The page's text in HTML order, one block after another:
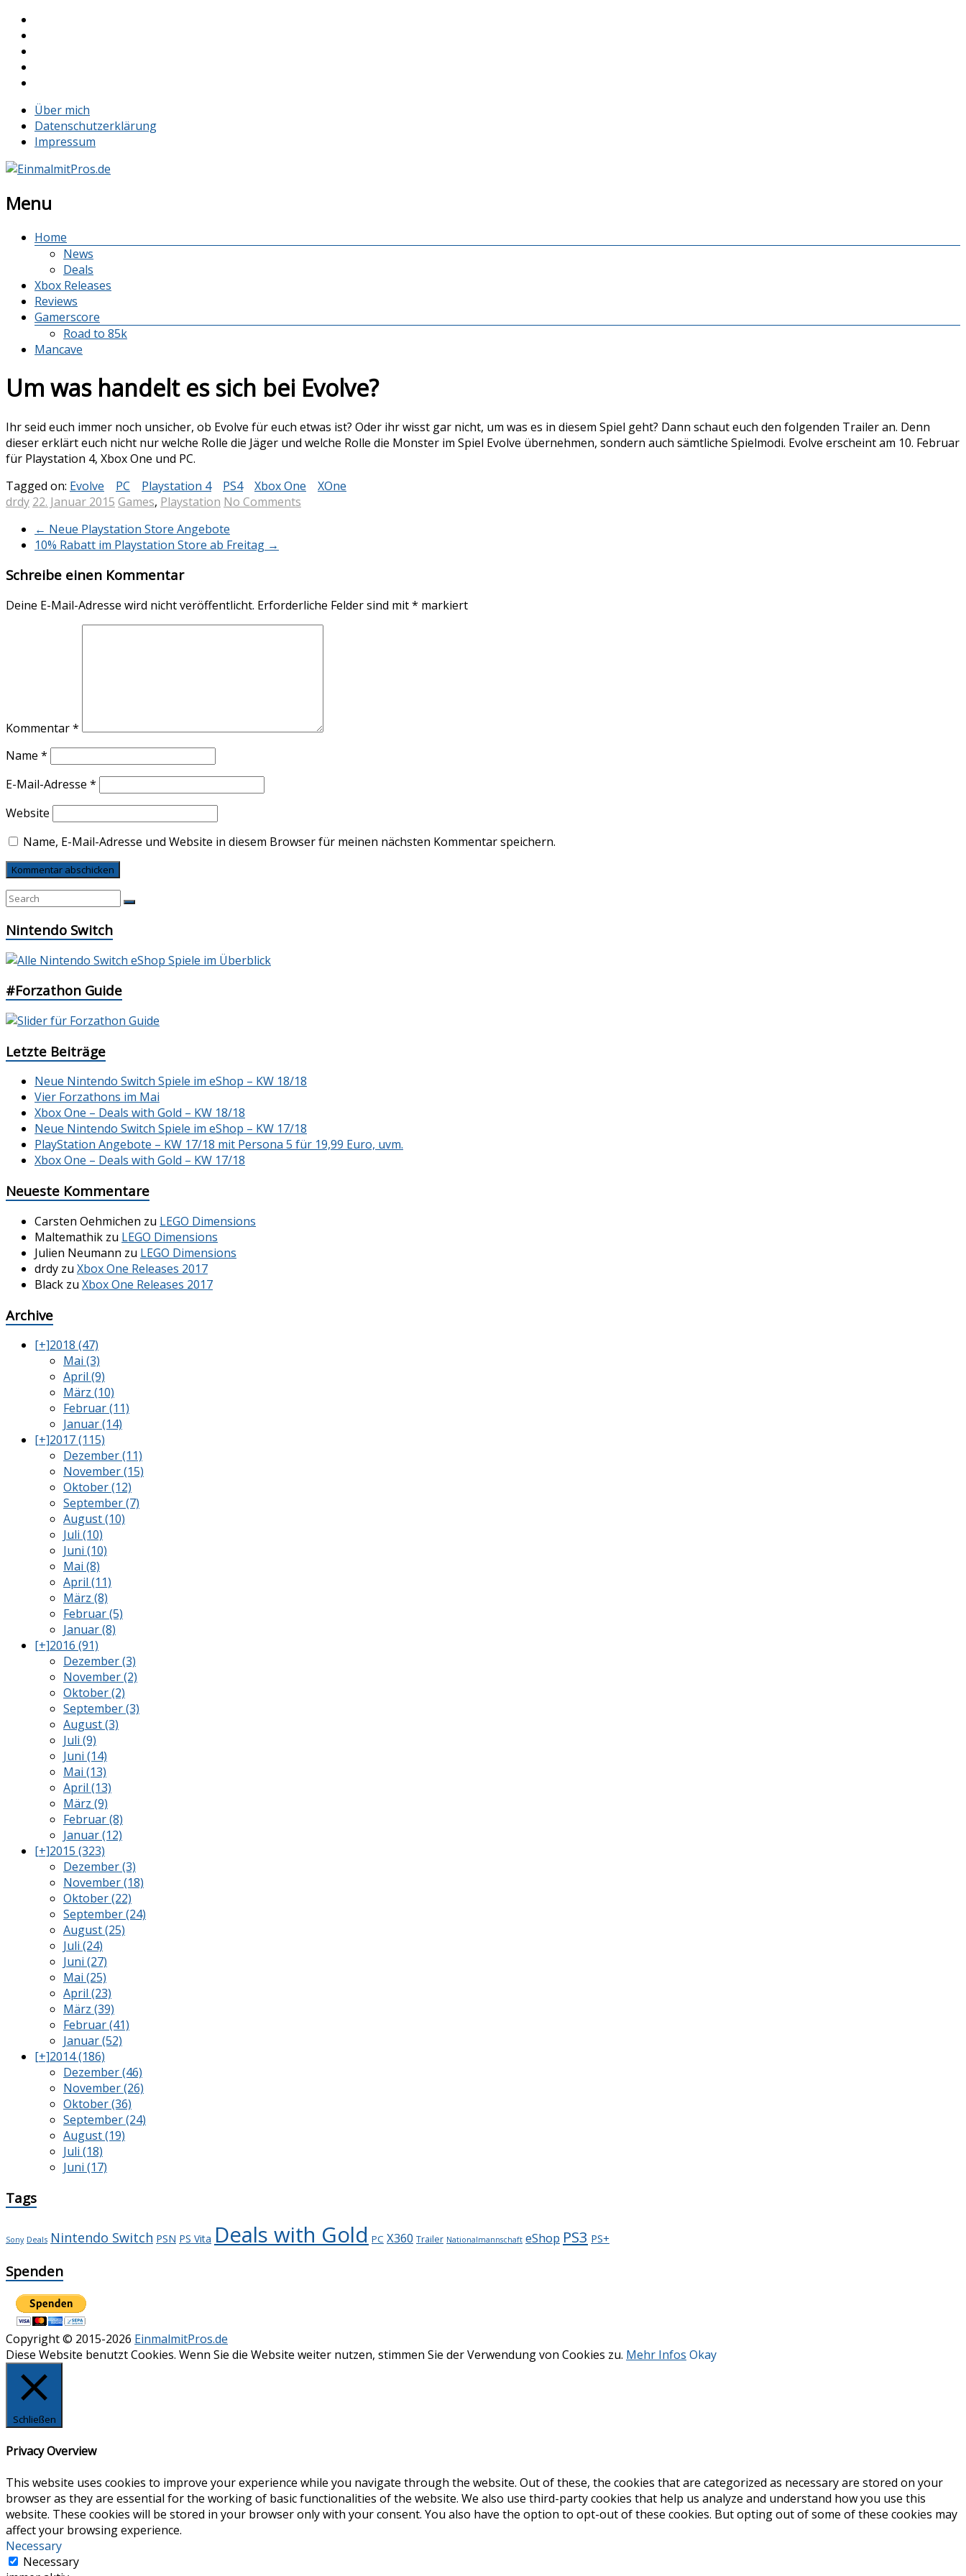
Über mich
Datenschutzerklärung
Impressum
Menu
Home
News
Deals
Xbox Releases
Reviews
Gamerscore
Road to 85k
Mancave
Um was handelt es sich bei Evolve?
Ihr seid euch immer noch unsicher, ob Evolve für euch etwas ist? Oder ihr wisst gar nicht, um was es in diesem Spiel geht? Dann schaut euch den folgenden Trailer an. Denn
dieser erklärt euch nicht nur welche Rolle die Jäger und welche Rolle die Monster im Spiel Evolve übernehmen, sondern auch sämtliche Spielmodi. Evolve erscheint am 10. Februar
für Playstation 4, Xbox One und PC.
Tagged on: Evolve PC Playstation 4 PS4 Xbox One
XOne
drdy 22. Januar 2015 Games, Playstation No Comments
← Neue Playstation Store Angebote
10% Rabatt im Playstation Store ab Freitag →
Schreibe einen Kommentar
Deine E-Mail-Adresse wird nicht veröffentlicht. Erforderliche Felder sind mit* markiert
Kommentar*
Name *
E-Mail-Adresse *
Website
Name, E-Mail-Adresse und Website in diesem Browser für meinen nächsten Kommentar speichern.
Nintendo Switch
#Forzathon Guide
Letzte Beiträge
Neue Nintendo Switch Spiele im eShop – KW 18/18
Vier Forzathons im Mai
Xbox One – Deals with Gold – KW 18/18
Neue Nintendo Switch Spiele im eShop – KW 17/18
PlayStation Angebote – KW 17/18 mit Persona 5 für 19,99 Euro, uvm.
Xbox One – Deals with Gold – KW 17/18
Neueste Kommentare
Carsten Oehmichen zu LEGO Dimensions
Maltemathik zu LEGO Dimensions
Julien Neumann zu LEGO Dimensions
drdy zu Xbox One Releases 2017
Black zu Xbox One Releases 2017
Archive
[+]2018 (47)
Mai (3)
April (9)
März (10)
Februar (11)
Januar (14)
[+]2017 (115)
Dezember (11)
November (15)
Oktober (12)
September (7)
August (10)
Juli (10)
Juni (10)
Mai (8)
April (11)
März (8)
Februar (5)
Januar (8)
[+]2016 (91)
Dezember (3)
November (2)
Oktober (2)
September (3)
August (3)
Juli (9)
Juni (14)
Mai (13)
April (13)
März (9)
Februar (8)
Januar (12)
[+]2015 (323)
Dezember (3)
November (18)
Oktober (22)
September (24)
August (25)
Juli (24)
Juni (27)
Mai (25)
April (23)
März (39)
Februar (41)
Januar (52)
[+]2014 (186)
Dezember (46)
November (26)
Oktober (36)
September (24)
August (19)
Juli (18)
Juni (17)
Tags
Sony Deals Nintendo Switch PSN PS Vita Deals with Gold PC X360 Trailer Nationalmannschaft eShop PS3 PS+
Spenden
Copyright © 2015-2026 EinmalmitPros.de
Diese Website benutzt Cookies. Wenn Sie die Website weiter nutzen, stimmen Sie der Verwendung von Cookies zu. Mehr Infos Okay
Schließen
Privacy Overview
This website uses cookies to improve your experience while you navigate through the website. Out of these, the cookies that are categorized as necessary are stored on your
browser as they are essential for the working of basic functionalities of the website. We also use third-party cookies that help us analyze and understand how you use this
website. These cookies will be stored in your browser only with your consent. You also have the option to opt-out of these cookies. But opting out of some of these cookies may
affect your browsing experience.
Necessary
Necessary